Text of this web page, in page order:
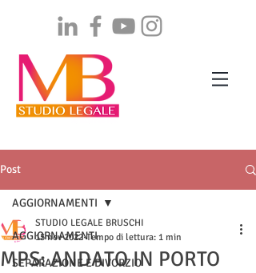
Post
AGGIORNAMENTI
SEPARAZIONE E DIVORZIO
AGGIORNAMENTI
MPS: ANDATO IN PORTO
STUDIO LEGALE BRUSCHI
15 nov 2022 Tempo di lettura: 1 min